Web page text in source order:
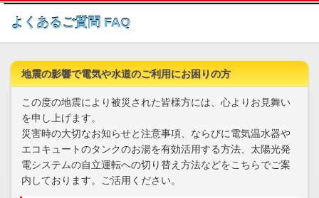
このページの本文へ
よくあるご質問 FAQ
地震の影響で電気や水道のご利用にお困りの方
この度の地震により被災された皆様方には、心よりお見舞い
を申し上げます。
災害時の大切なお知らせと注意事項、ならびに電気温水器や
エコキュートのタンクのお湯を有効活用する方法、太陽光発
電システムの自立運転への切り替え方法などをこちらでご案
内しております。ご活用ください。